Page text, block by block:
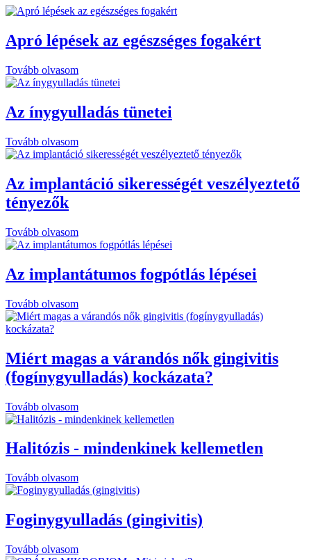
Apró lépések az egészséges fogakért
Tovább olvasom
Az ínygyulladás tünetei
Tovább olvasom
Az implantáció sikerességét veszélyeztető
tényezők
Tovább olvasom
Az implantátumos fogpótlás lépései
Tovább olvasom
Miért magas a várandós nők gingivitis
(fogínygyulladás) kockázata?
Tovább olvasom
Halitózis - mindenkinek kellemetlen
Tovább olvasom
Foginygyulladás (gingivitis)
Tovább olvasom